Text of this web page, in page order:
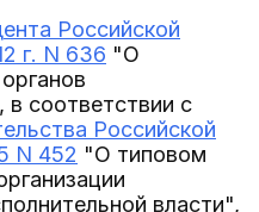
Российской
г. N 636 "О
в соответствии с
Российской
N 452 "О типовом
власти",